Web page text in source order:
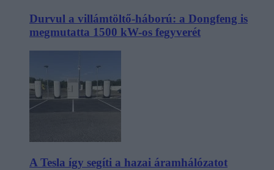
Durvul a villámtöltő-háború: a Dongfeng is
megmutatta 1500 kW-os fegyverét
A Tesla így segíti a hazai áramhálózatot